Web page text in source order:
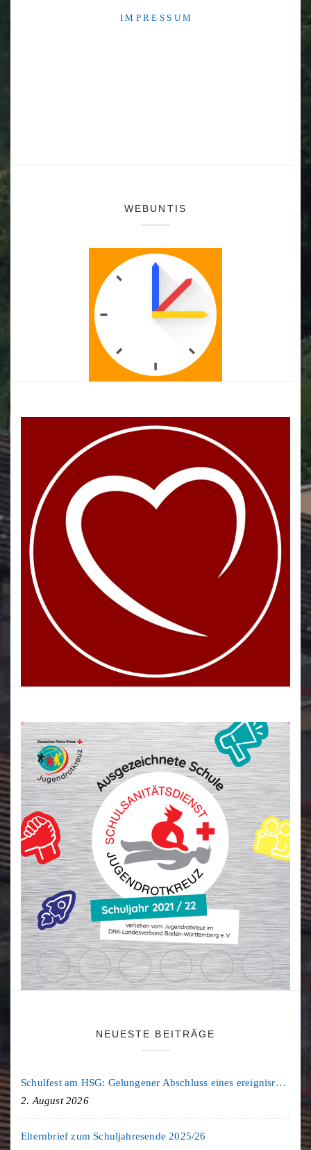
I M P R E S S U M
WEBUNTIS
NEUESTE BEITRÄGE
Schulfest am HSG: Gelungener Abschluss eines ereignisreichen Schuljahres
2. August 2026
Elternbrief zum Schuljahresende 2025/26